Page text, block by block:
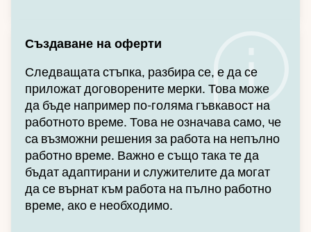
Създаване на оферти
Следващата стъпка, разбира се, е да се
приложат договорените мерки. Това може
да бъде например по-голяма гъвкавост на
работното време. Това не означава само, че
са възможни решения за работа на непълно
работно време. Важно е също така те да
бъдат адаптирани и служителите да могат
да се върнат към работа на пълно работно
време, ако е необходимо.